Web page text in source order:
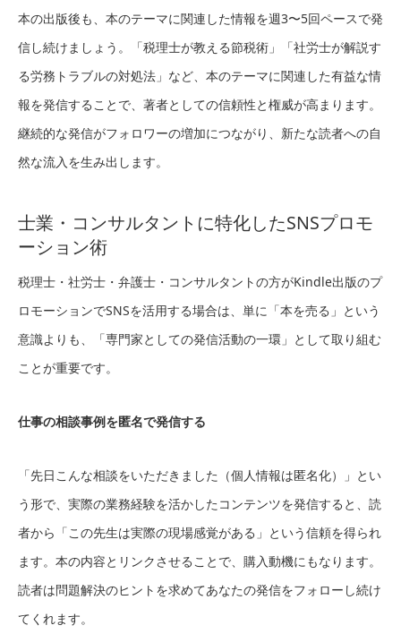
本の出版後も、本のテーマに関連した情報を週3〜5回ペースで発
信し続けましょう。「税理士が教える節税術」「社労士が解説す
る労務トラブルの対処法」など、本のテーマに関連した有益な情
報を発信することで、著者としての信頼性と権威が高まります。
継続的な発信がフォロワーの増加につながり、新たな読者への自
然な流入を生み出します。
士業・コンサルタントに特化したSNSプロモ
ーション術
税理士・社労士・弁護士・コンサルタントの方がKindle出版のプ
ロモーションでSNSを活用する場合は、単に「本を売る」という
意識よりも、「専門家としての発信活動の一環」として取り組む
ことが重要です。
仕事の相談事例を匿名で発信する
「先日こんな相談をいただきました（個人情報は匿名化）」とい
う形で、実際の業務経験を活かしたコンテンツを発信すると、読
者から「この先生は実際の現場感覚がある」という信頼を得られ
ます。本の内容とリンクさせることで、購入動機にもなります。
読者は問題解決のヒントを求めてあなたの発信をフォローし続け
てくれます。